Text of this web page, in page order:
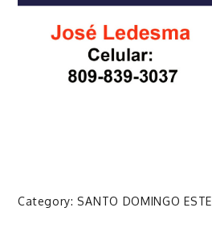
Category: SANTO DOMINGO ESTE